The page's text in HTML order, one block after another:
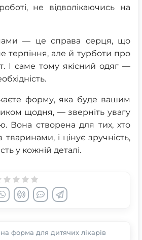
не відволікаючись на
— це справа серця, що
терпіння, але й турботи про
І саме тому якісний одяг —
форму, яка буде вашим
щодня, — зверніть увагу
Вона створена для тих, хто
і цінує зручність,
у кожній деталі.
форма для дитячих лікарів